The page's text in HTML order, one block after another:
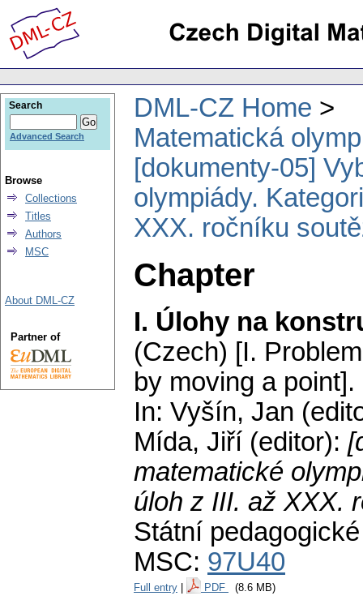
DML-CZ Home
Matematická
[dokumenty-05]
olympiády.
XXX. ročníku
Chapter
I. Úlohy na
(Czech) [I.
by moving a point].
In: Vyšín, Jan
Mída, Jiří (editor):
matematické
úloh z III. až XXX.
Státní
MSC: 97U40
Full entry PDF (8.6 MB)
Search
Advanced Search
Browse
Collections
Titles
Authors
MSC
About DML-CZ
Partner of